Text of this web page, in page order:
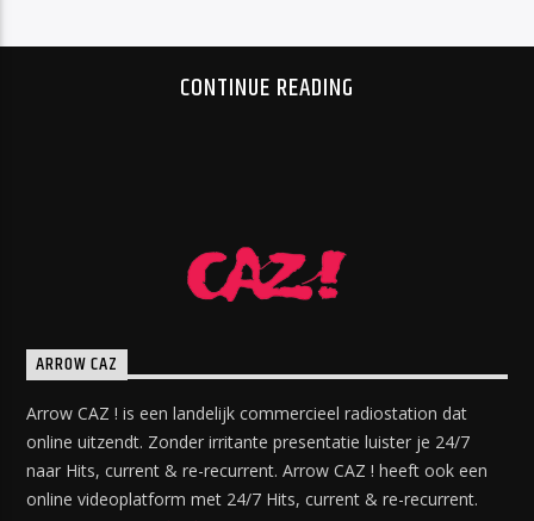
CONTINUE READING
ARROW CAZ
Arrow CAZ ! is een landelijk commercieel radiostation dat
online uitzendt. Zonder irritante presentatie luister je 24/7
naar Hits, current & re-recurrent. Arrow CAZ ! heeft ook een
online videoplatform met 24/7 Hits, current & re-recurrent.